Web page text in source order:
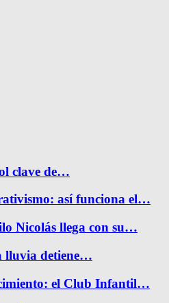
clave de…
así funciona el…
Nicolás llega con su…
lluvia detiene…
el Club Infantil…